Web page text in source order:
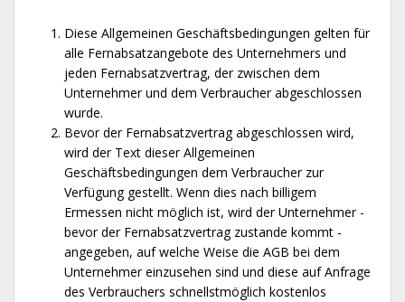
Diese Allgemeinen Geschäftsbedingungen gelten für
alle Fernabsatzangebote des Unternehmers und
jeden Fernabsatzvertrag, der zwischen dem
Unternehmer und dem Verbraucher abgeschlossen
wurde.
Bevor der Fernabsatzvertrag abgeschlossen wird,
wird der Text dieser Allgemeinen
Geschäftsbedingungen dem Verbraucher zur
Verfügung gestellt. Wenn dies nach billigem
Ermessen nicht möglich ist, wird der Unternehmer -
bevor der Fernabsatzvertrag zustande kommt -
angegeben, auf welche Weise die AGB bei dem
Unternehmer einzusehen sind und diese auf Anfrage
des Verbrauchers schnellstmöglich kostenlos